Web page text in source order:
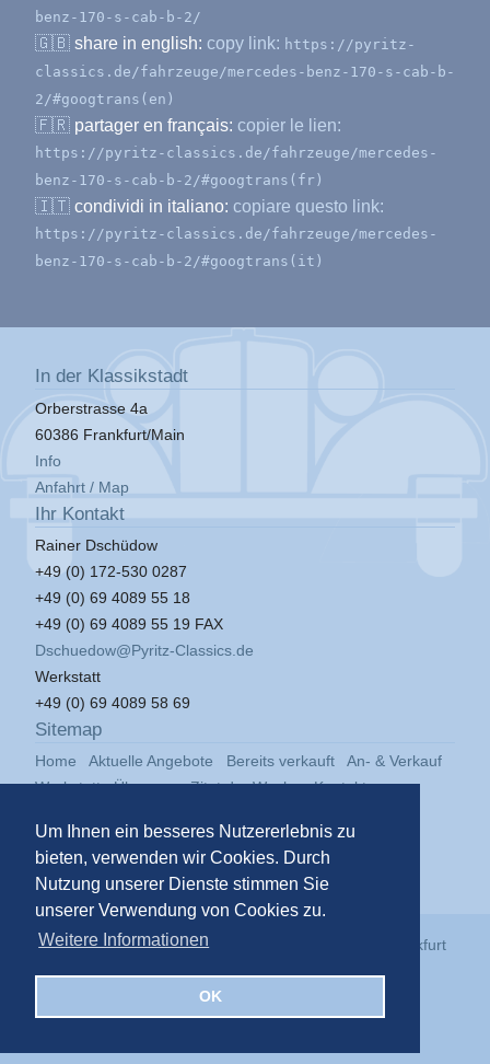
Um Ihnen ein besseres Nutzererlebnis zu
bieten, verwenden wir Cookies. Durch
Nutzung unserer Dienste stimmen Sie
unserer Verwendung von Cookies zu.
Weitere Informationen
OK
benz-170-s-cab-b-2/
🇬🇧 share in english: copy link: https://pyritz-
classics.de/fahrzeuge/mercedes-benz-170-s-cab-b-
2/#googtrans(en)
🇫🇷 partager en français: copier le lien:
https://pyritz-classics.de/fahrzeuge/mercedes-
benz-170-s-cab-b-2/#googtrans(fr)
🇮🇹 condividi in italiano: copiare questo link:
https://pyritz-classics.de/fahrzeuge/mercedes-
benz-170-s-cab-b-2/#googtrans(it)
In der Klassikstadt
Orberstrasse 4a
60386 Frankfurt/Main
Info
Anfahrt / Map
Ihr Kontakt
Rainer Dschüdow
+49 (0) 172-530 0287
+49 (0) 69 4089 55 18
+49 (0) 69 4089 55 19 FAX
Dschuedow@Pyritz-Classics.de
Werkstatt
+49 (0) 69 4089 58 69
Sitemap
Home Aktuelle Angebote Bereits verkauft
An- & Verkauf
Werkstatt
Über uns Zitat der Woche
Kontakt
© 2026Pyritz Classics GmbH Klassikstadt Frankfurt